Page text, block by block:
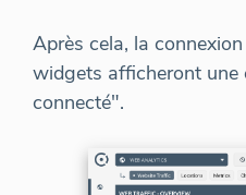
Après cela, la
widgets afficheront une
connecté".